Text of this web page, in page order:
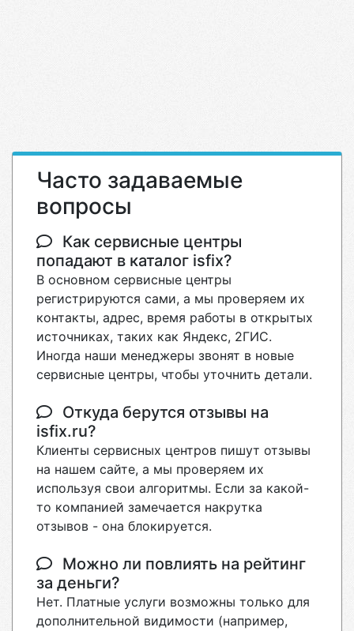
Часто задаваемые
вопросы
Как сервисные центры
попадают в каталог isfix?
В основном сервисные центры
регистрируются сами, а мы проверяем их
контакты, адрес, время работы в открытых
источниках, таких как Яндекс, 2ГИС.
Иногда наши менеджеры звонят в новые
сервисные центры, чтобы уточнить детали.
Откуда берутся отзывы на
isfix.ru?
Клиенты сервисных центров пишут отзывы
на нашем сайте, а мы проверяем их
используя свои алгоритмы. Если за какой-
то компанией замечается накрутка
отзывов - она блокируется.
Можно ли повлиять на рейтинг
за деньги?
Нет. Платные услуги возможны только для
дополнительной видимости (например,